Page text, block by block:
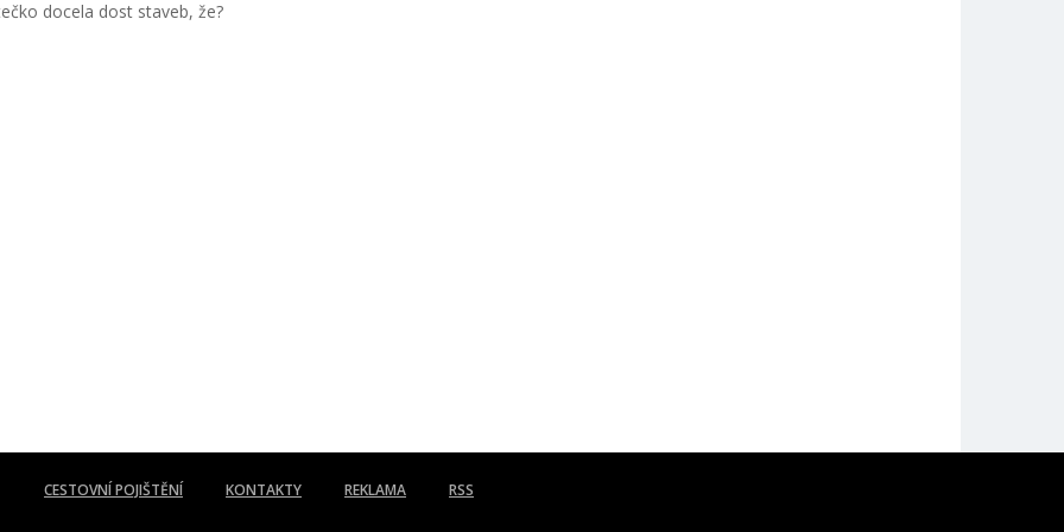
docela dost staveb, že?
CESTOVNÍ POJIŠTĚNÍ KONTAKTY REKLAMA RSS